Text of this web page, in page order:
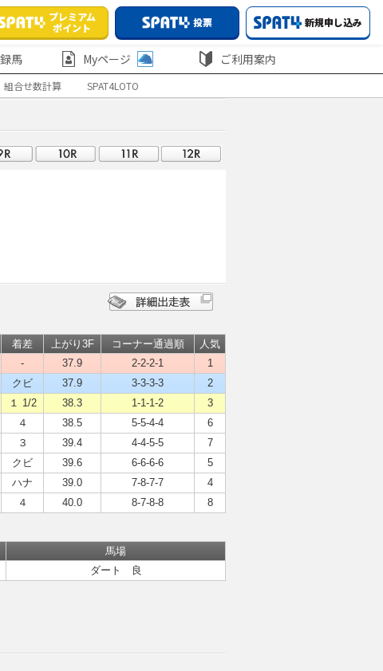
プレミアム
ポイント
投票 新規申し込み
馬 Myページ ご利用案内
組合せ数計算 SPAT4LOTO
着差 上がり3F コーナー通過順
人気
- 37.9 2-2-2-1
1
クビ 37.9 3-3-3-3
2
１ 1/2 38.3 1-1-1-2
3
４ 38.5 5-5-4-4
6
３ 39.4 4-4-5-5
7
クビ 39.6 6-6-6-6
5
ハナ 39.0 7-8-7-7
4
４ 40.0 8-7-8-8 8
馬場
ダート 良